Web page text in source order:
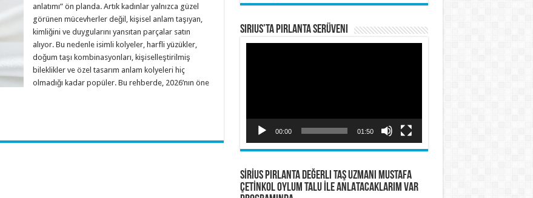
anlatımı” ön planda. Artık kadınlar yalnızca güzel
görünen mücevherler değil, kişisel anlam taşıyan,
kimliğini ve duygularını yansıtan parçalar satın
alıyor. Bu nedenle isimli kolyeler, harfli yüzükler,
doğum taşı kombinasyonları, kişiselleştirilmiş
bileklikler ve özel tasarım anlam kolyeleri hiç
olmadığı kadar popüler. Bu rehberde, 2026’nın öne
Sirius’ta Pırlanta Serüveni
00:00 01:50
SİRİUS PIRLANTA Değerli Taş Uzmanı Mustafa
ÇETİNKOL OYLUM TALU İLE ANLATACAKLARIM VAR